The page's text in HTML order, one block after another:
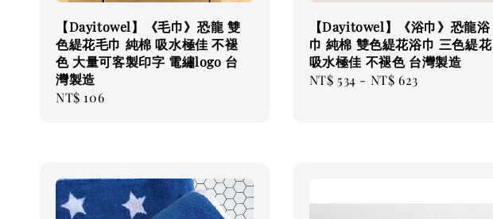
【Dayitowel】《毛巾》恐龍 雙
色緹花毛巾 純棉 吸水極佳 不褪
色 大量可客製印字 電繡logo 台
灣製造
Regular
NT$ 106
【Dayitowel】《浴巾》恐龍浴
巾 純棉 雙色緹花浴巾 三色緹花
吸水極佳 不褪色 台灣製造
Regular
NT$ 534 - NT$ 623